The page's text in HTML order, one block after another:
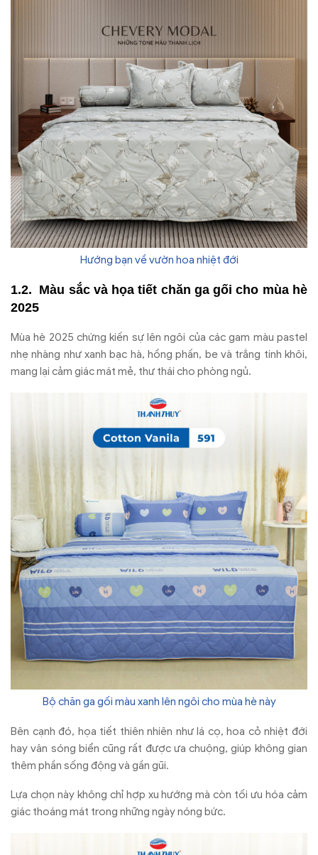
Hướng bạn về vườn hoa nhiệt đới
Màu sắc và họa tiết chăn ga gối cho mùa hè
2025
Mùa hè 2025 chứng kiến sự lên ngôi của các gam màu pastel
nhẹ nhàng như xanh bạc hà, hồng phấn, be và trắng tinh khôi,
mang lại cảm giác mát mẻ, thư thái cho phòng ngủ.
Bộ chăn ga gối màu xanh lên ngôi cho mùa hè này
Bên cạnh đó, họa tiết thiên nhiên như lá cọ, hoa cỏ nhiệt đới
hay vân sóng biển cũng rất được ưa chuộng, giúp không gian
thêm phần sống động và gần gũi.
Lựa chọn này không chỉ hợp xu hướng mà còn tối ưu hóa cảm
giác thoáng mát trong những ngày nóng bức.